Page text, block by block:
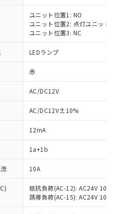
ユニット位置1: NO
ユニット位置2: 点灯ユニット
ユニット位置3: NC
LEDランプ
赤
AC/DC12V
AC/DC12V±10%
12mA
1a+1b
10A
抵抗負荷(AC-12): AC24V 10A/
誘導負荷(AC-15): AC24V
指令（10物質）の
が提供可能な商品で